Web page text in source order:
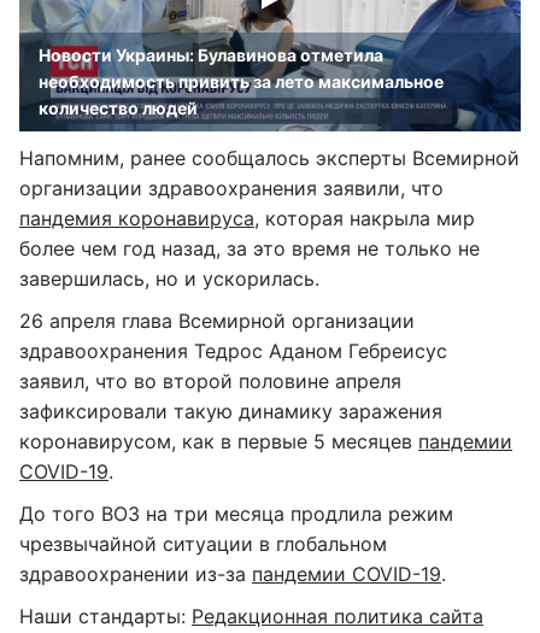
Новости Украины: Булавинова отметила
необходимость привить за лето максимальное
количество людей
Напомним, ранее сообщалось эксперты Всемирной
организации здравоохранения заявили, что
пандемия коронавируса, которая накрыла мир
более чем год назад, за это время не только не
завершилась, но и ускорилась.
26 апреля глава Всемирной организации
здравоохранения Тедрос Аданом Гебреисус
заявил, что во второй половине апреля
зафиксировали такую динамику заражения
коронавирусом, как в первые 5 месяцев пандемии
COVID-19.
До того ВОЗ на три месяца продлила режим
чрезвычайной ситуации в глобальном
здравоохранении из-за пандемии COVID-19.
Наши стандарты: Редакционная политика сайта